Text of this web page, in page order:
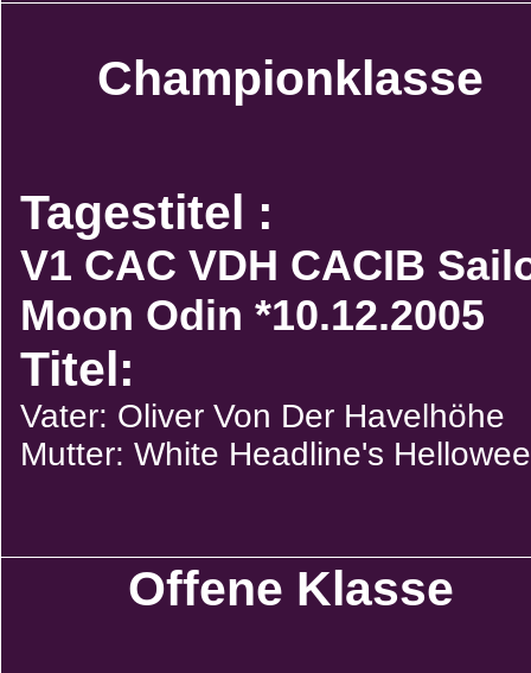
Championklasse
Tagestitel :
V1 CAC VDH CACIB
Moon Odin *10.12.2005
Titel:
Vater: Oliver Von Der Havelhöhe
Mutter: White Headline's
Offene Klasse